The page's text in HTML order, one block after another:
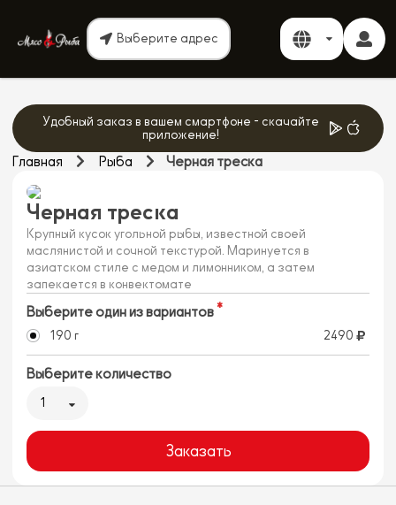
Выберите адрес
Удобный заказ в вашем смартфоне - скачайте
приложение!
Главная Рыба Черная треска
Черная треска
Крупный кусок угольной рыбы, известной своей
маслянистой и сочной текстурой. Маринуется в
азиатском стиле с медом и лимонником, а затем
запекается в конвектомате
Выберите один из вариантов
190 г 2490
Выберите количество
1
Заказать